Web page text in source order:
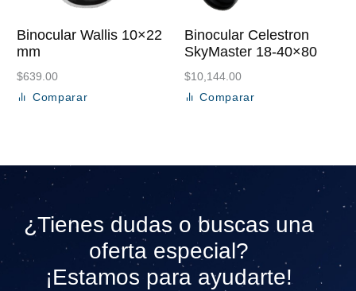
Binocular Wallis 10×22
mm
$639.00
Añadir al carrito
Comparar
Binocular Celestron
SkyMaster 18-40×80
$10,144.00
Añadir al carrito
Comparar
¿Tienes dudas o buscas una
oferta especial?
¡Estamos para ayudarte!